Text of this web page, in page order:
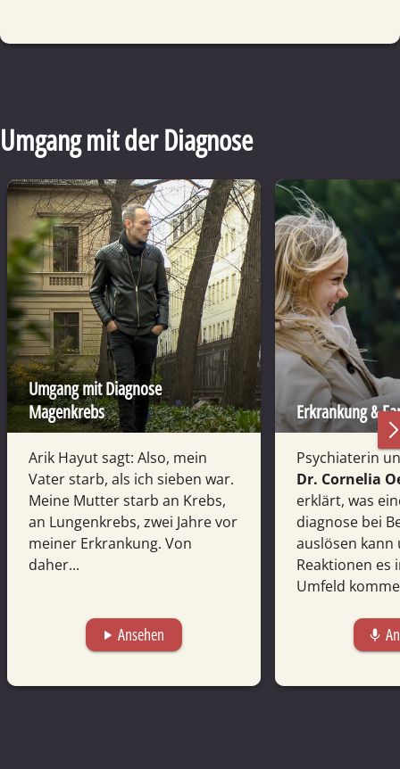
Umgang mit der Diagnose
Umgang mit Diagnose
Magenkrebs
Arik Hayut sagt: Also, mein
Vater starb, als ich sieben war.
Meine Mutter starb an Krebs,
an Lungenkrebs, zwei Jahre vor
meiner Erkrankung. Von
daher...
play_arrow Ansehen
Erkrankung &
Psychiaterin
Dr. Cornelia
erklärt, was
diagnose bei
auslösen kann
Reaktionen es
Umfeld
mic